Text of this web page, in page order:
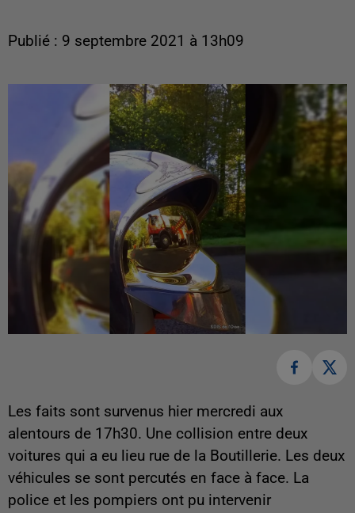
Publié : 9 septembre 2021 à 13h09
Les faits sont survenus hier mercredi aux
alentours de 17h30. Une collision entre deux
voitures qui a eu lieu rue de la Boutillerie. Les deux
véhicules se sont percutés en face à face. La
police et les pompiers ont pu intervenir